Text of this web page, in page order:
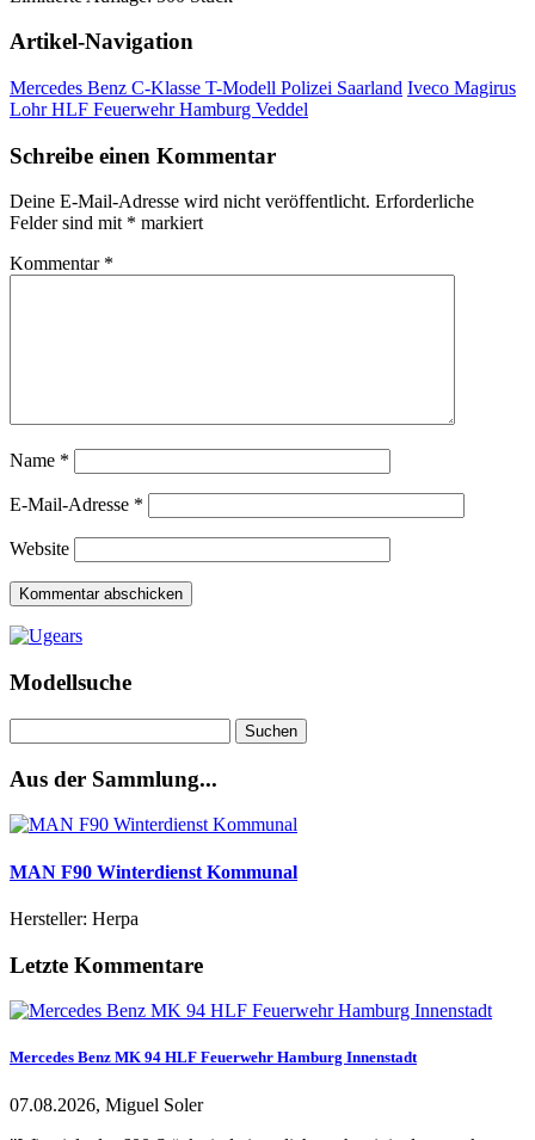
Artikel-Navigation
Mercedes Benz C-Klasse T-Modell Polizei Saarland Iveco Magirus
Lohr HLF Feuerwehr Hamburg Veddel
Schreibe einen Kommentar
Deine E-Mail-Adresse wird nicht veröffentlicht. Erforderliche
Felder sind mit * markiert
Kommentar *
Name *
E-Mail-Adresse *
Website
Modellsuche
nach:
Aus der Sammlung...
MAN F90 Winterdienst Kommunal
Hersteller: Herpa
Letzte Kommentare
Mercedes Benz MK 94 HLF Feuerwehr Hamburg Innenstadt
07.08.2026, Miguel Soler